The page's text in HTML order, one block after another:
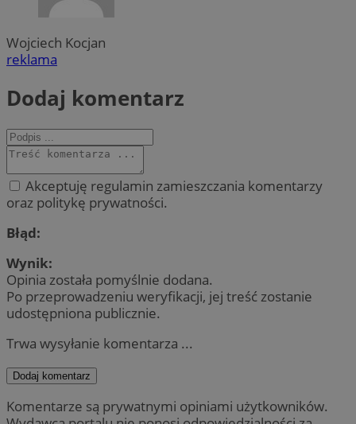
Wojciech Kocjan
reklama
Dodaj komentarz
Akceptuję regulamin zamieszczania komentarzy
oraz politykę prywatności.
Błąd:
Wynik:
Opinia została pomyślnie dodana.
Po przeprowadzeniu weryfikacji, jej treść zostanie
udostępniona publicznie.
Trwa wysyłanie komentarza ...
Dodaj komentarz
Komentarze są prywatnymi opiniami użytkowników.